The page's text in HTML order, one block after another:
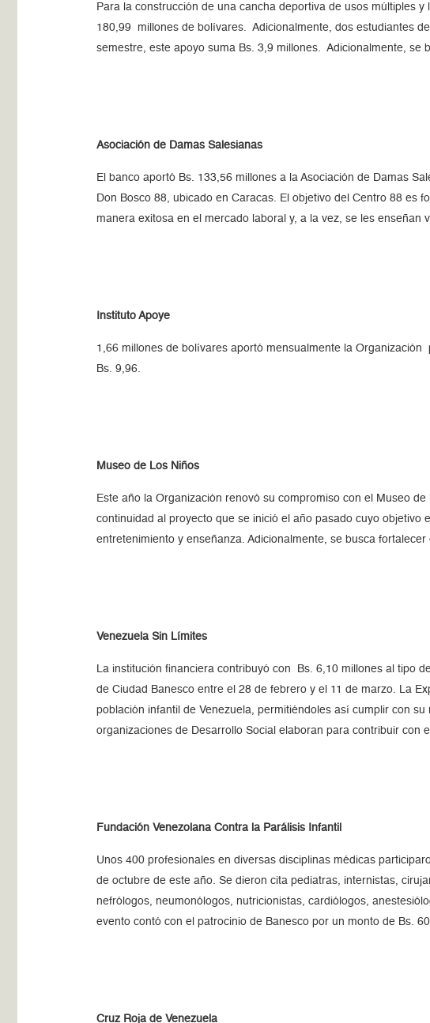
Para la construcción de una cancha deportiva de usos múltiples
180,99 millones de bolívares. Adicionalmente, dos estudiantes
semestre, este apoyo suma Bs. 3,9 millones. Adicionalmente, se
Asociación de Damas Salesianas
El banco aportó Bs. 133,56 millones a la Asociación de Damas
Don Bosco 88, ubicado en Caracas. El objetivo del Centro 88 es
manera exitosa en el mercado laboral y, a la vez, se les
Instituto Apoye
1,66 millones de bolívares aportó mensualmente la
Bs. 9,96.
Museo de Los Niños
Este año la Organización renovó su compromiso con el Museo
continuidad al proyecto que se inició el año pasado cuyo
entretenimiento y enseñanza. Adicionalmente, se busca
Venezuela Sin Límites
La institución financiera contribuyó con Bs. 6,10 millones al tipo
de Ciudad Banesco entre el 28 de febrero y el 11 de marzo. La
población infantil de Venezuela, permitiéndoles así cumplir con
organizaciones de Desarrollo Social elaboran para contribuir con
Fundación Venezolana Contra la Parálisis Infantil
Unos 400 profesionales en diversas disciplinas médicas
de octubre de este año. Se dieron cita pediatras, internistas,
nefrólogos, neumonólogos, nutricionistas, cardiólogos,
evento contó con el patrocinio de Banesco por un monto de Bs.
Cruz Roja de Venezuela